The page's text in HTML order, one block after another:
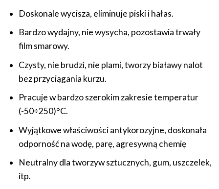
Doskonale wycisza, eliminuje piski i hałas.
Bardzo wydajny, nie wysycha, pozostawia trwały
film smarowy.
Czysty, nie brudzi, nie plami, tworzy białawy nalot
bez przyciągania kurzu.
Pracuje w bardzo szerokim zakresie temperatur
(-50÷250)°C.
Wyjątkowe właściwości antykorozyjne, doskonała
odporność na wodę, parę, agresywną chemię
Neutralny dla tworzyw sztucznych, gum, uszczelek,
itp.